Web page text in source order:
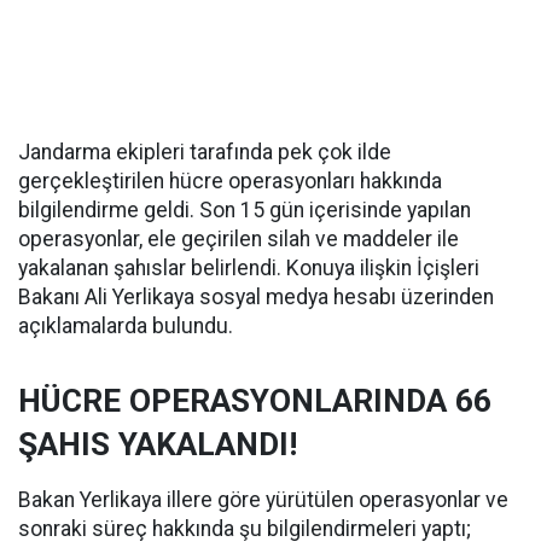
Jandarma ekipleri tarafında pek çok ilde
gerçekleştirilen hücre operasyonları hakkında
bilgilendirme geldi. Son 15 gün içerisinde yapılan
operasyonlar, ele geçirilen silah ve maddeler ile
yakalanan şahıslar belirlendi. Konuya ilişkin İçişleri
Bakanı Ali Yerlikaya sosyal medya hesabı üzerinden
açıklamalarda bulundu.
HÜCRE OPERASYONLARINDA 66
ŞAHIS YAKALANDI!
Bakan Yerlikaya illere göre yürütülen operasyonlar ve
sonraki süreç hakkında şu bilgilendirmeleri yaptı;